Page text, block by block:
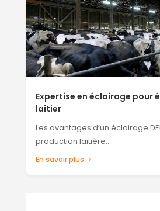
Expertise en éclairage pour
laitier
Les avantages d’un éclairage
production laitière…
En savoir plus